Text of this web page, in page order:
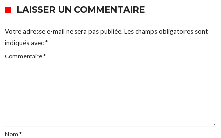
LAISSER UN COMMENTAIRE
Votre adresse e-mail ne sera pas publiée. Les champs obligatoires sont
indiqués avec*
Commentaire*
Nom *